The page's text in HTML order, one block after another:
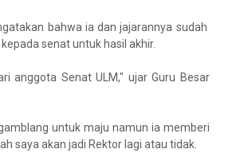
bahwa ia dan jajarannya sudah
senat untuk hasil akhir.
anggota Senat ULM," ujar Guru Besar
untuk maju namun ia memberi
saya akan jadi Rektor lagi atau tidak.